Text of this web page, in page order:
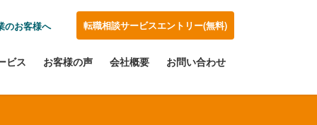
のお客様へ 転職相談サービスエントリー(無料)
ビス お客様の声 会社概要 お問い合わせ